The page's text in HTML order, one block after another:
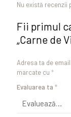
Nu există recenzii
Fii primul
„Carne de
Adresa ta de
marcate cu *
Evaluarea ta *